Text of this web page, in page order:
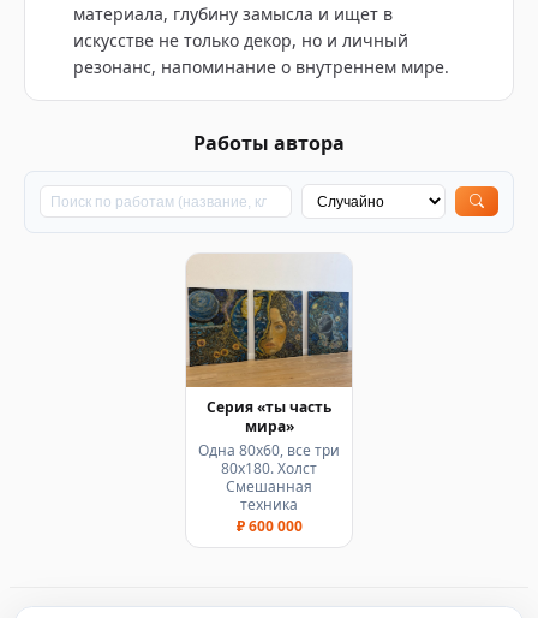
материала, глубину замысла и ищет в
искусстве не только декор, но и личный
резонанс, напоминание о внутреннем мире.
Работы автора
Серия «ты часть
мира»
Одна 80х60, все три
80х180. Холст
Смешанная
техника
₽ 600 000